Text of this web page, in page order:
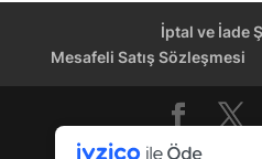
İptal ve İade
Mesafeli Satış Sözleşmesi
Dağıtım